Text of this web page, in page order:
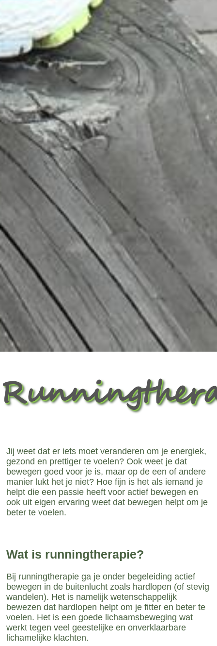
Jij weet dat er iets moet veranderen om je energiek,
gezond en prettiger te voelen? Ook weet je dat
bewegen goed voor je is, maar op de een of andere
manier lukt het je niet? Hoe fijn is het als iemand je
helpt die een passie heeft voor actief bewegen en
ook uit eigen ervaring weet dat bewegen helpt om je
beter te voelen.
Wat is runningtherapie?
Bij runningtherapie ga je onder begeleiding actief
bewegen in de buitenlucht zoals hardlopen (of stevig
wandelen). Het is namelijk wetenschappelijk
bewezen dat hardlopen helpt om je fitter en beter te
voelen. Het is een goede lichaamsbeweging wat
werkt tegen veel geestelijke en onverklaarbare
lichamelijke klachten.